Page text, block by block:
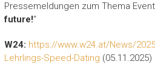
Pressemeldungen zum Thema
future!“
W24: https://www.w24.at/News/
Lehrlings-Speed-Dating (05.11.2025)